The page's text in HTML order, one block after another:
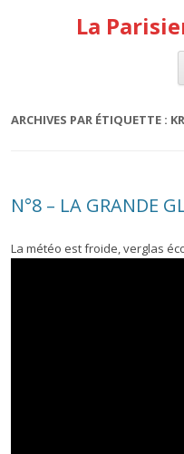
La
ARCHIVES PAR ÉTIQUETTE :
N°8 – LA GRANDE
La météo est froide, verglas